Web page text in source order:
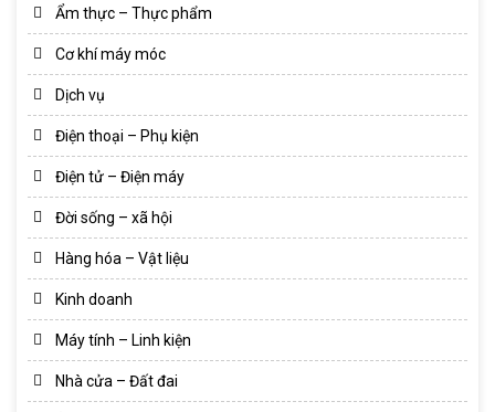
Ẩm thực – Thực phẩm
Cơ khí máy móc
Dịch vụ
Điện thoại – Phụ kiện
Điện tử – Điện máy
Đời sống – xã hội
Hàng hóa – Vật liệu
Kinh doanh
Máy tính – Linh kiện
Nhà cửa – Đất đai